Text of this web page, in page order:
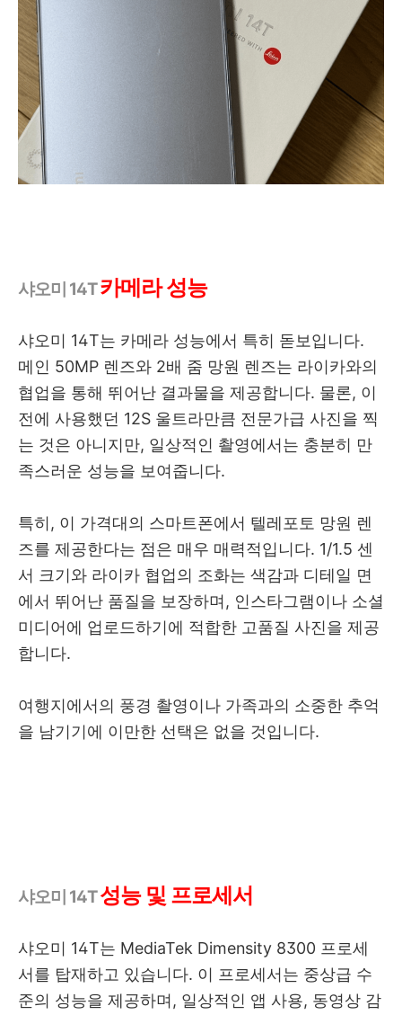
샤오미 14T카메라 성능
샤오미 14T는 카메라 성능에서 특히 돋보입니다.
메인 50MP 렌즈와 2배 줌 망원 렌즈는 라이카와의
협업을 통해 뛰어난 결과물을 제공합니다. 물론, 이
전에 사용했던 12S 울트라만큼 전문가급 사진을 찍
는 것은 아니지만, 일상적인 촬영에서는 충분히 만
족스러운 성능을 보여줍니다.
특히, 이 가격대의 스마트폰에서 텔레포토 망원 렌
즈를 제공한다는 점은 매우 매력적입니다. 1/1.5 센
서 크기와 라이카 협업의 조화는 색감과 디테일 면
에서 뛰어난 품질을 보장하며, 인스타그램이나 소셜
미디어에 업로드하기에 적합한 고품질 사진을 제공
합니다.
여행지에서의 풍경 촬영이나 가족과의 소중한 추억
을 남기기에 이만한 선택은 없을 것입니다.
샤오미 14T성능 및 프로세서
샤오미 14T는 MediaTek Dimensity 8300 프로세
서를 탑재하고 있습니다. 이 프로세서는 중상급 수
준의 성능을 제공하며, 일상적인 앱 사용, 동영상 감